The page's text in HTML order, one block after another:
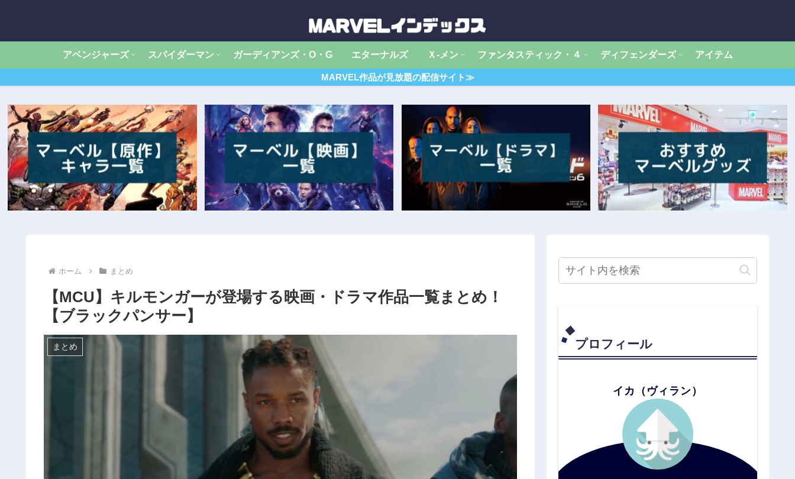
アベンジャーズ スパイダーマン ガーディアンズ・O・G エターナルズ Ｘ‐メン ファンタスティック・４ ディフェンダーズ アイテム
MARVEL作品が見放題の配信サイト≫
ホーム まとめ
【MCU】キルモンガーが登場する映画・ドラマ作品一覧まとめ！
【ブラックパンサー】
まとめ プロフィール
イカ（ヴィラン）